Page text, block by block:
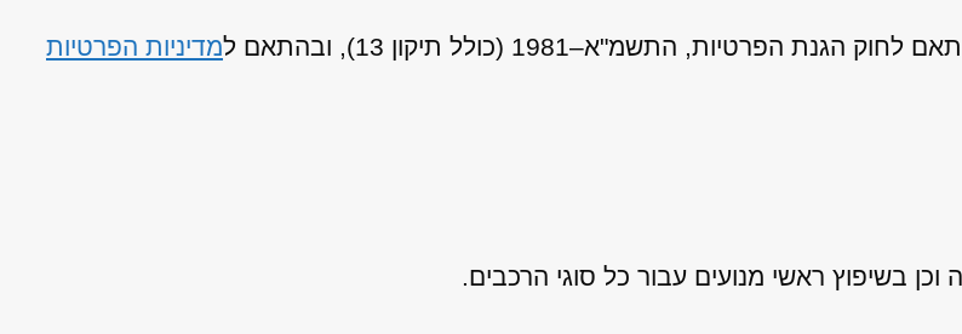
התשמ"א–1981 (כולל תיקון 13), ובהתאם ל
מדיניות הפרטיות
בשיפוץ ראשי מנועים עבור כל סוגי הרכבים.